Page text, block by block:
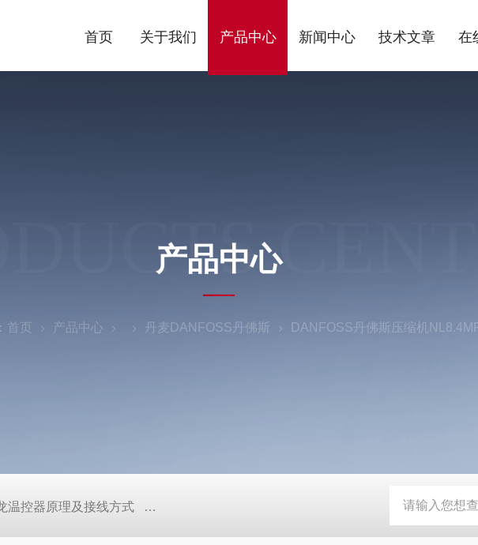
首页 关于我们 产品中心 新闻中心 技术文章 在
产品中心
首页 产品中心 丹麦DANFOSS丹佛斯 DANFOSS丹佛斯压缩机
温控器原理及接线方式 日本SMC真空压力开关的中文资料ZK2-ZSEA-A *皮尔兹